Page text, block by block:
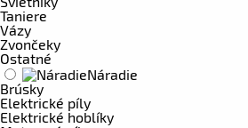
Taniere
Vázy
Zvončeky
Ostatné
Náradie
Brúsky
Elektrické píly
Elektrické hoblíky